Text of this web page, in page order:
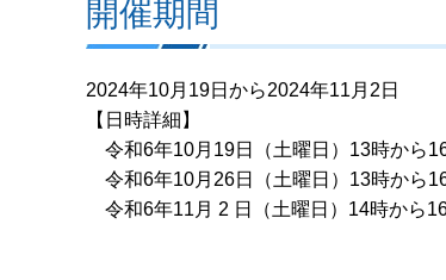
開催期間
2024年10月19日から2024年11月2日
【日時詳細】
令和6年10月19日（土曜日）13時から
令和6年10月26日（土曜日）13時から
令和6年11月 2 日（土曜日）14時から